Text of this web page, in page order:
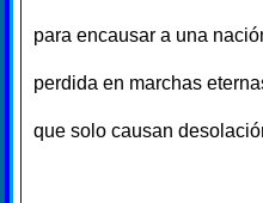
para encausar a una
perdida en marchas
que solo causan